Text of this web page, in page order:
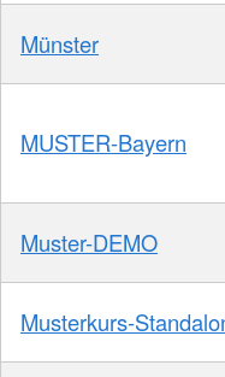
Münster
MUSTER-Bayern
Muster-DEMO
Musterkurs-